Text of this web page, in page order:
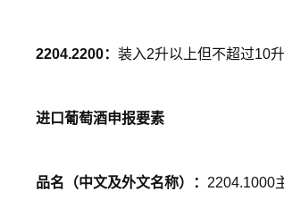
2204.2200： 装入2升以上但不超过10
进口葡萄酒申报要素
品名（中文及外文名称）： 2204.1000